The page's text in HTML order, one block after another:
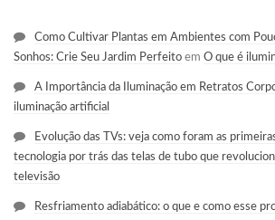
Como Cultivar Plantas em Ambientes com
Sonhos: Crie Seu Jardim Perfeito em O que é
A Importância da Iluminação em Retratos
iluminação artificial
Evolução das TVs: veja como foram as
tecnologia por trás das telas de tubo que
televisão
Resfriamento adiabático: o que e como esse